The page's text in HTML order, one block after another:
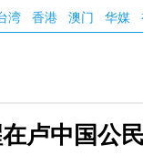
湾 香港 澳门 华媒
卢中国公